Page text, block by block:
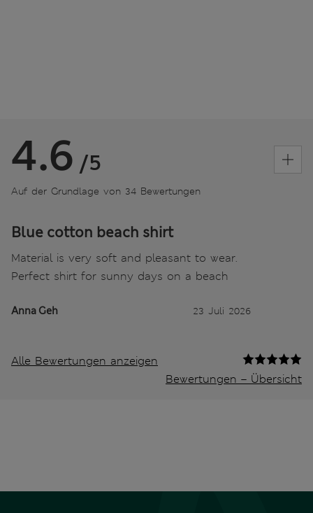
4.6 /5
Auf der Grundlage von 34 Bewertungen
Blue cotton beach shirt
Material is very soft and pleasant to wear.
Perfect shirt for sunny days on a beach
Anna Geh 23 Juli 2026
Alle Bewertungen anzeigen
Bewertungen – Übersicht